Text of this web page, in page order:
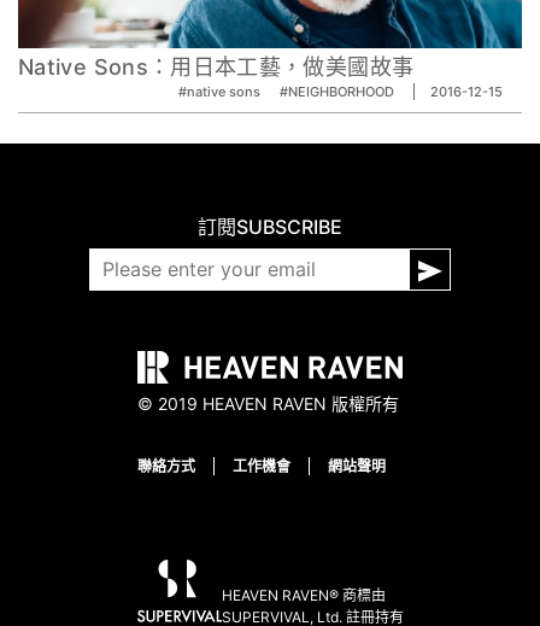
Native Sons：用日本工藝，做美國故事
#native sons #NEIGHBORHOOD 2016-12-15
訂閱SUBSCRIBE
© 2019 HEAVEN RAVEN 版權所有
聯絡方式 工作機會 網站聲明
HEAVEN RAVEN® 商標由
SUPERVIVAL, Ltd. 註冊持有